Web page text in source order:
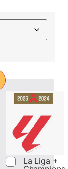
La Liga +